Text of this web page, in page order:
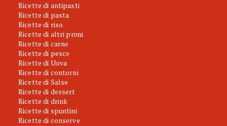
Ricette di antipasti
Ricette di pasta
Ricette di riso
Ricette di altri primi
Ricette di carne
Ricette di pesce
Ricette di Uova
Ricette di contorni
Ricette di Salse
Ricette di dessert
Ricette di drink
Ricette di spuntini
Ricette di conserve